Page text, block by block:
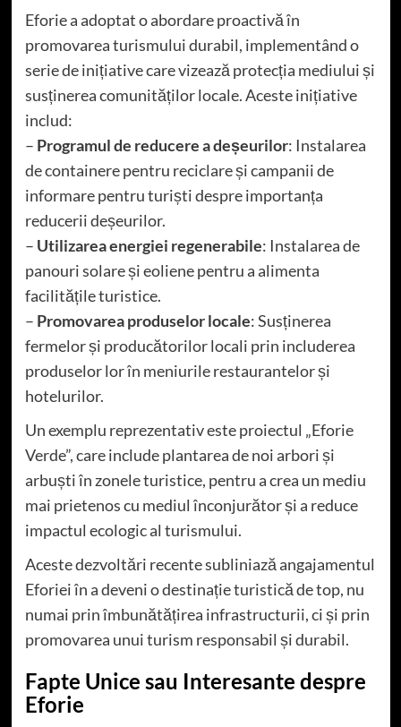
Eforie a adoptat o abordare proactivă în
promovarea turismului durabil, implementând o
serie de inițiative care vizează protecția mediului și
susținerea comunităților locale. Aceste inițiative
includ:
– Programul de reducere a deșeurilor: Instalarea
de containere pentru reciclare și campanii de
informare pentru turiști despre importanța
reducerii deșeurilor.
– Utilizarea energiei regenerabile: Instalarea de
panouri solare și eoliene pentru a alimenta
facilitățile turistice.
– Promovarea produselor locale: Susținerea
fermelor și producătorilor locali prin includerea
produselor lor în meniurile restaurantelor și
hotelurilor.
Un exemplu reprezentativ este proiectul „Eforie
Verde”, care include plantarea de noi arbori și
arbuști în zonele turistice, pentru a crea un mediu
mai prietenos cu mediul înconjurător și a reduce
impactul ecologic al turismului.
Aceste dezvoltări recente subliniază angajamentul
Eforiei în a deveni o destinație turistică de top, nu
numai prin îmbunătățirea infrastructurii, ci și prin
promovarea unui turism responsabil și durabil.
Fapte Unice sau Interesante despre
Eforie